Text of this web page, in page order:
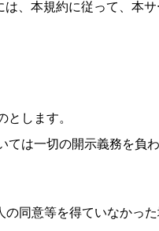
、本規約に従って、本
します。
は一切の開示義務を負わ
の同意等を得ていなかっ